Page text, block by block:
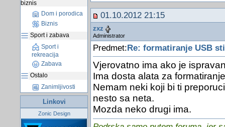
biznis
Dom i porodica
Biznis
Sport i zabava
Sport i
rekreacija
Zabava
Ostalo
Zanimljivosti
Linkovi
Zonic Design
01.10.2012 21:15
zxz
Administrator
Predmet:Re: formatiranje USB
Vjerovatno ima ako je
Ima dosta alata za
Nemam neki koji bi ti
nesto sa neta.
Mozda neko drugi ima.